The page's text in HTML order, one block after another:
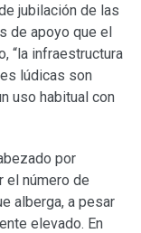
jubilación de las
de apoyo que el
“la infraestructura
lúdicas son
uso habitual con
por
el número de
alberga, a pesar
elevado. En